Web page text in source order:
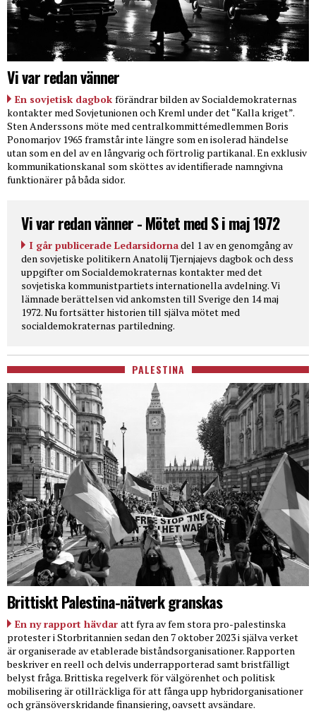
Vi var redan vänner
En sovjetisk dagbok förändrar bilden av Socialdemokraternas
kontakter med Sovjetunionen och Kreml under det “Kalla kriget”.
Sten Anderssons möte med centralkommittémedlemmen Boris
Ponomarjov 1965 framstår inte längre som en isolerad händelse
utan som en del av en långvarig och förtrolig partikanal. En exklusiv
kommunikationskanal som sköttes av identifierade namngivna
funktionärer på båda sidor.
Vi var redan vänner - Mötet med S i maj 1972
I går publicerade Ledarsidornadel 1 av en genomgång av
den sovjetiske politikern Anatolij Tjernjajevs dagbok och dess
uppgifter om Socialdemokraternas kontakter med det
sovjetiska kommunistpartiets internationella avdelning. Vi
lämnade berättelsen vid ankomsten till Sverige den 14 maj
1972. Nu fortsätter historien till själva mötet med
socialdemokraternas partiledning.
PALESTINA
Brittiskt Palestina-nätverk granskas
En ny rapport hävdar att fyra av fem stora pro-palestinska
protester i Storbritannien sedan den 7 oktober 2023 i själva verket
är organiserade av etablerade biståndsorganisationer. Rapporten
beskriver en reell och delvis underrapporterad samt bristfälligt
belyst fråga. Brittiska regelverk för välgörenhet och politisk
mobilisering är otillräckliga för att fånga upp hybridorganisationer
och gränsöverskridande finansiering, oavsett avsändare.